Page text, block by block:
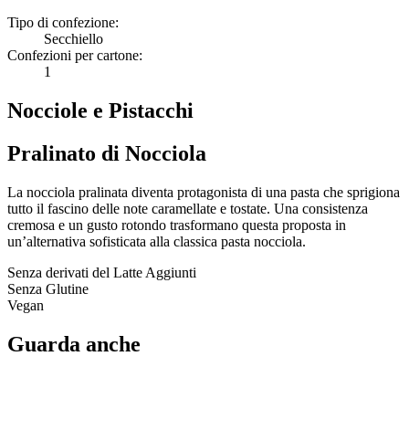
Tipo di confezione:
Secchiello
Confezioni per cartone:
1
Nocciole e Pistacchi
Pralinato di Nocciola
La nocciola pralinata diventa protagonista di una pasta che sprigiona
tutto il fascino delle note caramellate e tostate. Una consistenza
cremosa e un gusto rotondo trasformano questa proposta in
un’alternativa sofisticata alla classica pasta nocciola.
Senza derivati del Latte Aggiunti
Senza Glutine
Vegan
Guarda anche